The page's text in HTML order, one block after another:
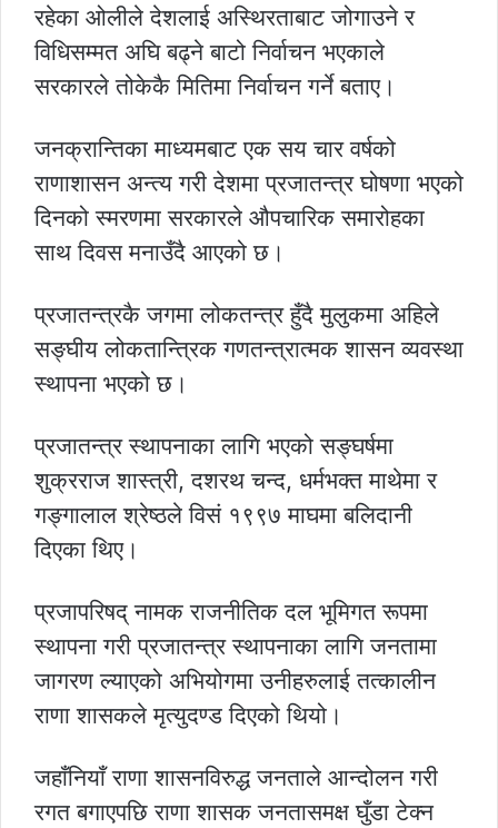
रहेका ओलीले देशलाई अस्थिरताबाट जोगाउने र
विधिसम्मत अघि बढ्ने बाटो निर्वाचन भएकाले
सरकारले तोकेकै मितिमा निर्वाचन गर्ने बताए।
जनक्रान्तिका माध्यमबाट एक सय चार वर्षको
राणाशासन अन्त्य गरी देशमा प्रजातन्त्र घोषणा भएको
दिनको स्मरणमा सरकारले औपचारिक समारोहका
साथ दिवस मनाउँदै आएको छ।
प्रजातन्त्रकै जगमा लोकतन्त्र हुँदै मुलुकमा अहिले
सङ्घीय लोकतान्त्रिक गणतन्त्रात्मक शासन व्यवस्था
स्थापना भएको छ।
प्रजातन्त्र स्थापनाका लागि भएको सङ्घर्षमा
शुक्रराज शास्त्री, दशरथ चन्द, धर्मभक्त माथेमा र
गङ्गालाल श्रेष्ठले विसं १९९७ माघमा बलिदानी
दिएका थिए।
प्रजापरिषद् नामक राजनीतिक दल भूमिगत रूपमा
स्थापना गरी प्रजातन्त्र स्थापनाका लागि जनतामा
जागरण ल्याएको अभियोगमा उनीहरुलाई तत्कालीन
राणा शासकले मृत्युदण्ड दिएको थियो।
जहाँनियाँ राणा शासनविरुद्ध जनताले आन्दोलन गरी
रगत बगाएपछि राणा शासक जनतासमक्ष घुँडा टेक्न